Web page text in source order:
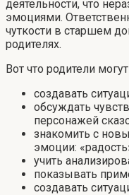
деятельности, что
эмоциями.
чуткости в старшем
родителях.
Вот что родители
создавать
обсуждать
персонажей
знакомить с
эмоции:
учить
показывать
создавать